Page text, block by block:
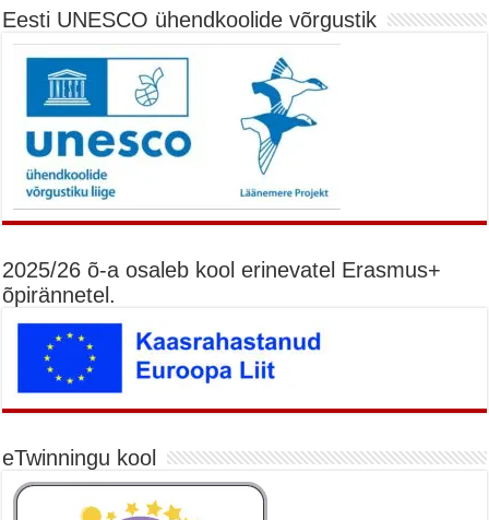
Eesti UNESCO ühendkoolide võrgustik
2025/26 õ-a osaleb kool erinevatel Erasmus+
õpirännetel.
eTwinningu kool